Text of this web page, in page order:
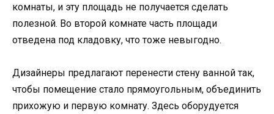
комнаты, и эту площадь не получается сделать
полезной. Во второй комнате часть площади
отведена под кладовку, что тоже невыгодно.
Дизайнеры предлагают перенести стену ванной так,
чтобы помещение стало прямоугольным, объединить
прихожую и первую комнату. Здесь оборудуется